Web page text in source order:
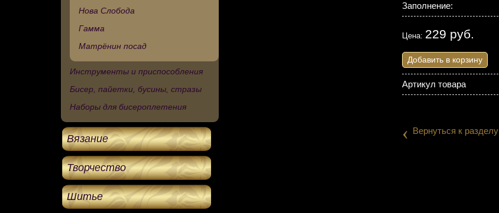
Нова Слобода
Гамма
Матрёнин посад
Инструменты и приспособления
Бисер, пайетки, бусины, стразы
Наборы для бисероплетения
Вязание
Творчество
Шитье
Заполнение:
Цена: 229 руб.
Добавить в корзину
Артикул товара
‹ Вернуться к разделу